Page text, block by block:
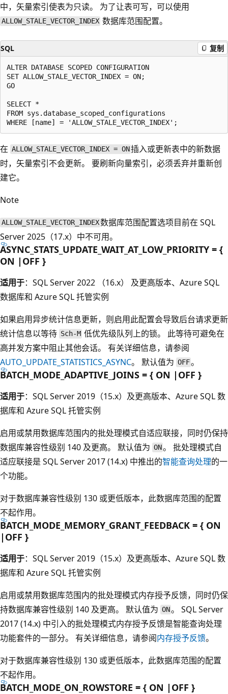
中，矢量索引使表为只读。 为了让表可写，可以使用
ALLOW_STALE_VECTOR_INDEX 数据库范围配置。
SQL 复制
ALTER DATABASE SCOPED CONFIGURATION
SET ALLOW_STALE_VECTOR_INDEX = ON;
GO
SELECT *
FROM sys.database_scoped_configurations
在 ALLOW_STALE_VECTOR_INDEX = ON插入或更新表中的新数据
时，矢量索引不会更新。 要刷新向量索引，必须丢弃并重新创
建它。
Note
ALLOW_STALE_VECTOR_INDEX数据库范围配置选项目前在 SQL
Server 2025（17.x）中不可用。
ASYNC_STATS_UPDATE_WAIT_AT_LOW_PRIORITY = {
ON |OFF }
适用于：SQL Server 2022 （16.x） 及更高版本、Azure SQL
数据库和 Azure SQL 托管实例
如果启用异步统计信息更新，则启用此配置会导致后台请求更新
统计信息以等待 Sch-M 低优先级队列上的锁。 此等待可避免在
高并发方案中阻止其他会话。 有关详细信息，请参阅
AUTO_UPDATE_STATISTICS_ASYNC。 默认值为 OFF。
BATCH_MODE_ADAPTIVE_JOINS = { ON |OFF }
适用于：SQL Server 2019（15.x）及更高版本、Azure SQL 数
据库和 Azure SQL 托管实例
启用或禁用数据库范围内的批处理模式自适应联接，同时仍保持
数据库兼容性级别 140 及更高。 默认值为 ON。 批处理模式自
适应联接是 SQL Server 2017 (14.x) 中推出的智能查询处理的一
个功能。
对于数据库兼容性级别 130 或更低版本，此数据库范围的配置
不起作用。
BATCH_MODE_MEMORY_GRANT_FEEDBACK = { ON
|OFF }
适用于：SQL Server 2019（15.x）及更高版本、Azure SQL 数
据库和 Azure SQL 托管实例
启用或禁用数据库范围内的批处理模式内存授予反馈，同时仍保
持数据库兼容性级别 140 及更高。 默认值为 ON。 SQL Server
2017 (14.x) 中引入的批处理模式内存授予反馈是智能查询处理
功能套件的一部分。 有关详细信息，请参阅内存授予反馈。
对于数据库兼容性级别 130 或更低版本，此数据库范围的配置
不起作用。
BATCH_MODE_ON_ROWSTORE = { ON |OFF }